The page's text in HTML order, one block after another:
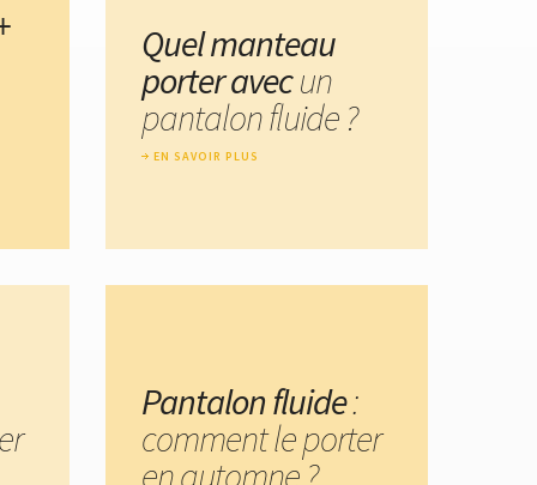
Quel manteau
porter avecun
pantalon fluide ?
EN SAVOIR PLUS
Pantalon fluide:
comment le porter
en automne ?